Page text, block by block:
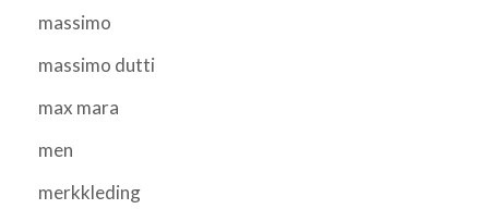
massimo
massimo dutti
max mara
men
merkkleding